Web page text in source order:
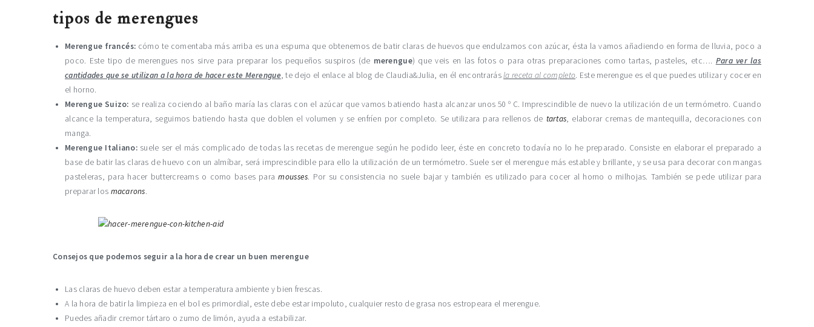
tipos de merengues
Merengue francés: cómo te comentaba más arriba es una espuma que obtenemos de batir claras de huevos que endulzamos con azúcar, ésta la vamos añadiendo en forma de lluvia, poco a
poco. Este tipo de merengues nos sirve para preparar los pequeños suspiros (de merengue) que veis en las fotos o para otras preparaciones como tartas, pasteles, etc…. Para ver las
cantidades que se utilizan a la hora de hacer este Merengue, te dejo el enlace al blog de Claudia&Julia, en él encontrarásla receta al completo. Este merengue es el que puedes utilizar y cocer en
el horno.
Merengue Suizo: se realiza cociendo al baño maría las claras con el azúcar que vamos batiendo hasta alcanzar unos 50 º C. Imprescindible de nuevo la utilización de un termómetro. Cuando
alcance la temperatura, seguimos batiendo hasta que doblen el volumen y se enfríen por completo. Se utilizara para rellenos de tartas, elaborar cremas de mantequilla, decoraciones con
manga.
Merengue Italiano:suele ser el más complicado de todas las recetas de merengue según he podido leer, éste en concreto todavía no lo he preparado. Consiste en elaborar el preparado a
base de batir las claras de huevo con un almíbar, será imprescindible para ello la utilización de un termómetro. Suele ser el merengue más estable y brillante, y se usa para decorar con mangas
pasteleras, para hacer buttercreams o como bases paramousses. Por su consistencia no suele bajar y también es utilizado para cocer al horno o milhojas. También se pede utilizar para
preparar los macarons.
Consejos que podemos seguir a la hora de crear un buen merengue
Las claras de huevo deben estar a temperatura ambiente y bien frescas.
A la hora de batir la limpieza en el bol es primordial, este debe estar impoluto, cualquier resto de grasa nos estropeara el merengue.
Puedes añadir cremor tártaro o zumo de limón, ayuda a estabilizar.